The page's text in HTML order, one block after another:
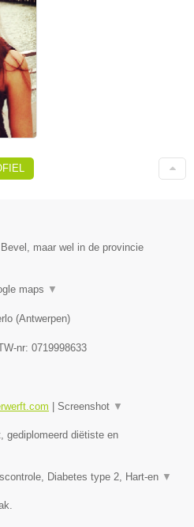
maar wel in de provincie
maps ▼
(Antwerpen)
nr: 0719998633
| Screenshot ▼
gediplomeerd diëtiste en
Diabetes type 2, Hart-en ▼